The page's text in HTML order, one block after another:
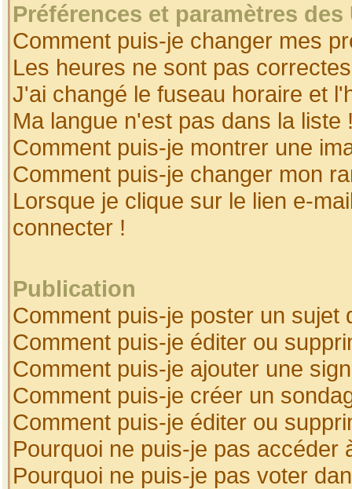
Préférences et paramètres
Comment puis-je changer mes
Les heures ne sont pas
J'ai changé le fuseau horaire et
Ma langue n'est pas dans la liste
Comment puis-je montrer une
Comment puis-je changer mon
Lorsque je clique sur le lien e-
connecter !
Publication
Comment puis-je poster un sujet
Comment puis-je éditer ou
Comment puis-je ajouter une
Comment puis-je créer un
Comment puis-je éditer ou
Pourquoi ne puis-je pas accéder
Pourquoi ne puis-je pas voter